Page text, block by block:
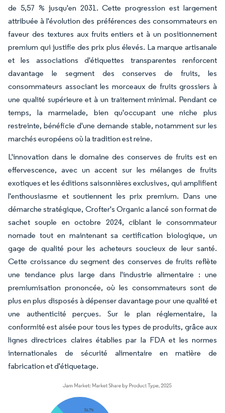
de 5,57 % jusqu'en 2031. Cette progression est largement
attribuée à l'évolution des préférences des consommateurs en
faveur des textures aux fruits entiers et à un positionnement
premium qui justifie des prix plus élevés. La marque artisanale
et les associations d'étiquettes transparentes renforcent
davantage le segment des conserves de fruits, les
consommateurs associant les morceaux de fruits grossiers à
une qualité supérieure et à un traitement minimal. Pendant ce
temps, la marmelade, bien qu'occupant une niche plus
restreinte, bénéficie d'une demande stable, notamment sur les
marchés européens où la tradition est reine.
L'innovation dans le domaine des conserves de fruits est en
effervescence, avec un accent sur les mélanges de fruits
exotiques et les éditions saisonnières exclusives, qui amplifient
l'enthousiasme et soutiennent les prix premium. Dans une
démarche stratégique, Crofter's Organic a lancé son format de
sachet souple en octobre 2024, ciblant le consommateur
nomade tout en maintenant sa certification biologique, un
gage de qualité pour les acheteurs soucieux de leur santé.
Cette croissance du segment des conserves de fruits reflète
une tendance plus large dans l'industrie alimentaire : une
premiumisation prononcée, où les consommateurs sont de
plus en plus disposés à dépenser davantage pour une qualité et
une authenticité perçues. Sur le plan réglementaire, la
conformité est aisée pour tous les types de produits, grâce aux
lignes directrices claires établies par la FDA et les normes
internationales de sécurité alimentaire en matière de
fabrication et d'étiquetage.